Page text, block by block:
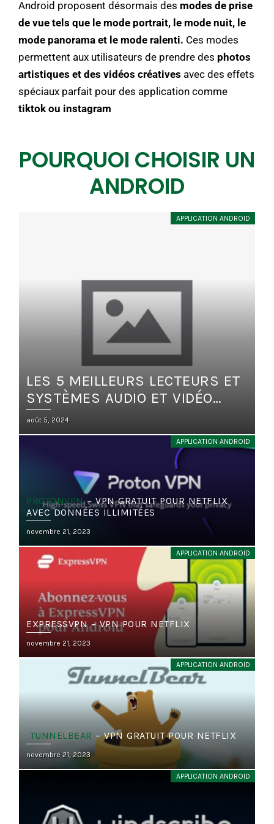
Android proposent désormais des modes de prise
de vue tels que le mode portrait, le mode nuit, le
mode panorama et le mode ralenti. Ces modes
permettent aux utilisateurs de prendre des photos
artistiques et des vidéos créatives avec des effets
spéciaux parfait pour des application comme
tiktok ou instagram
POURQUOI CHOISIR UN
ANDROID
APPLICATION ANDROID
LES 5 MEILLEURS LECTEURS ET
SYSTÈMES AUDIO ET VIDÉO
INTÉGRÉS POUR VÉHICULES
Posted
on
août 5, 2024
APPLICATION ANDROID
PROTONVPN– VPN GRATUIT POUR NETFLIX
AVEC DONNÉES ILLIMITÉES
Posted
on
novembre 21, 2023
APPLICATION ANDROID
EXPRESSVPN – VPN POUR NETFLIX
Posted
on
novembre 21, 2023
APPLICATION ANDROID
TUNNELBEAR – VPN GRATUIT POUR NETFLIX
Posted
on
novembre 21, 2023
APPLICATION ANDROID